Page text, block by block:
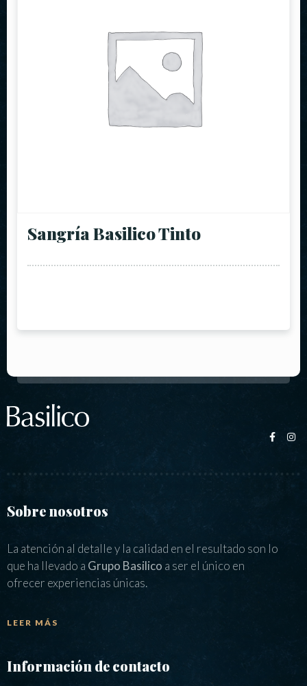
Sangría Basilico Tinto
Sobre nosotros
La atención al detalle y la calidad en el resultado son lo
que ha llevado a Grupo Basilico a ser el único en
ofrecer experiencias únicas.
LEER MÁS
Información de contacto